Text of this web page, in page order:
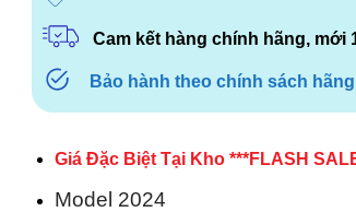
Cam kết hàng chính hãng, mới
Bảo hành theo chính sách hãng
Giá Đặc Biệt Tại Kho ***FLASH
Model 2024